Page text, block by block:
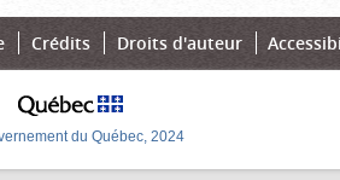
Crédits Droits d'auteur
du Québec, 2024